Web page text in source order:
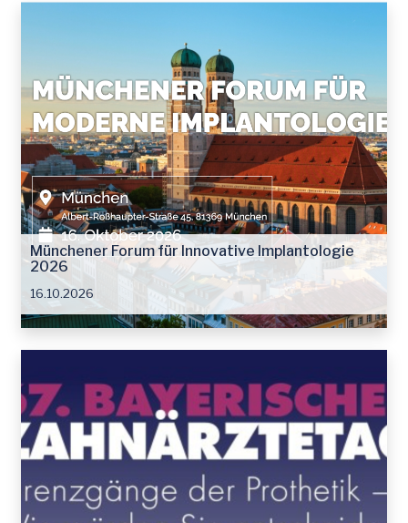
Münchener Forum für Innovative Implantologie
2026
16.10.2026